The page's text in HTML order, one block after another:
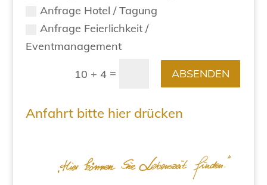
Anfrage Hotel / Tagung
Anfrage Feierlichkeit /
Eventmanagement
10 + 4 = ABSENDEN
Anfahrt bitte hier drücken